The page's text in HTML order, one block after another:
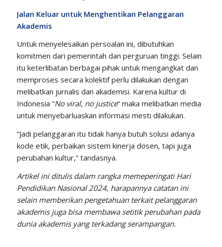
Jalan Keluar untuk Menghentikan Pelanggaran
Akademis
Untuk menyelesaikan persoalan ini, dibutuhkan
komitmen dari pemerintah dan perguruan tinggi. Selain
itu keterlibatan berbagai pihak untuk mengangkat dan
memproses secara kolektif perlu dilakukan dengan
melibatkan jurnalis dan akademisi. Karena kultur di
Indonesia “No viral, no justice” maka melibatkan media
untuk menyebarluaskan informasi mesti dilakukan.
“Jadi pelanggaran itu tidak hanya butuh solusi adanya
kode etik, perbaikan sistem kinerja dosen, tapi juga
perubahan kultur,” tandasnya.
Artikel ini ditulis dalam rangka memeperingati Hari
Pendidikan Nasional 2024, harapannya catatan ini
selain memberikan pengetahuan terkait pelanggaran
akademis juga bisa membawa setitik perubahan pada
dunia akademis yang terkadang serampangan.